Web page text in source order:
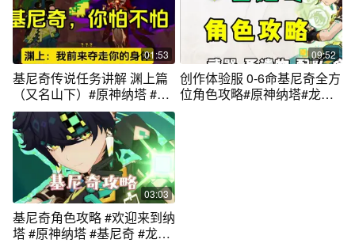
01:53
基尼奇传说任务讲解 渊上篇
（又名山下）#原神纳塔 #基
尼奇
09:52
创作体验服 0-6命基尼奇全方
位角色攻略#原神纳塔#龙之
03:03
基尼奇角色攻略 #欢迎来到纳
塔 #原神纳塔 #基尼奇 #龙之